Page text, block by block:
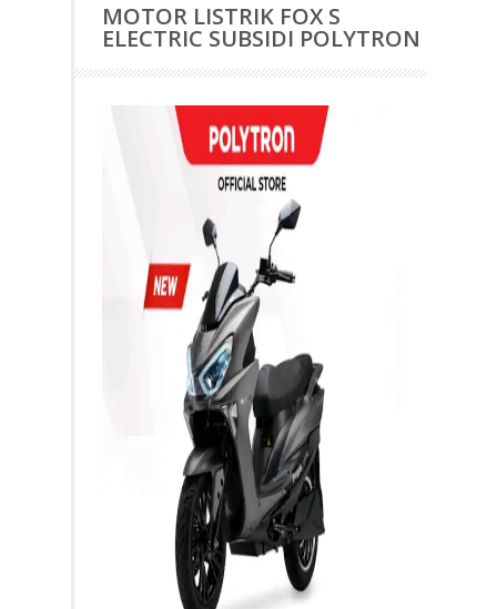
MOTOR LISTRIK FOX S
ELECTRIC SUBSIDI POLYTRON